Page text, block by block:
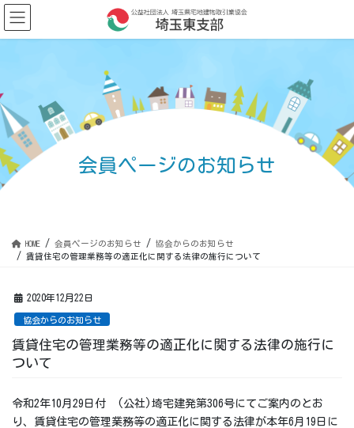
コ
ン
テ
に
移
動
ナ
ビ
ゲ
ョ
ン
に
移
動
会員ページのお知らせ
HOME 会員ページのお知らせ
協会からのお知らせ
賃貸住宅の管理業務等の適正化に関する法律の施行について
2020年12月22日
協会からのお知らせ
賃貸住宅の管理業務等の適正化に関する法律の施行に
ついて
令和2年10月29日付 (公社)埼宅建発第306号にてご案内のとお
り、賃貸住宅の管理業務等の適正化に関する法律が本年6月19日に